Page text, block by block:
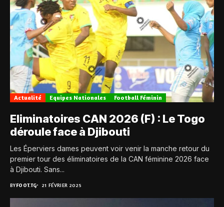
Actualité Equipes Nationales Football Féminin
Eliminatoires CAN 2026 (F) : Le Togo
déroule face à Djibouti
Les Éperviers dames peuvent voir venir la manche retour du
premier tour des éliminatoires de la CAN féminine 2026 face
à Djibouti. Sans...
BYFOOT.TG 21 FÉVRIER 2025